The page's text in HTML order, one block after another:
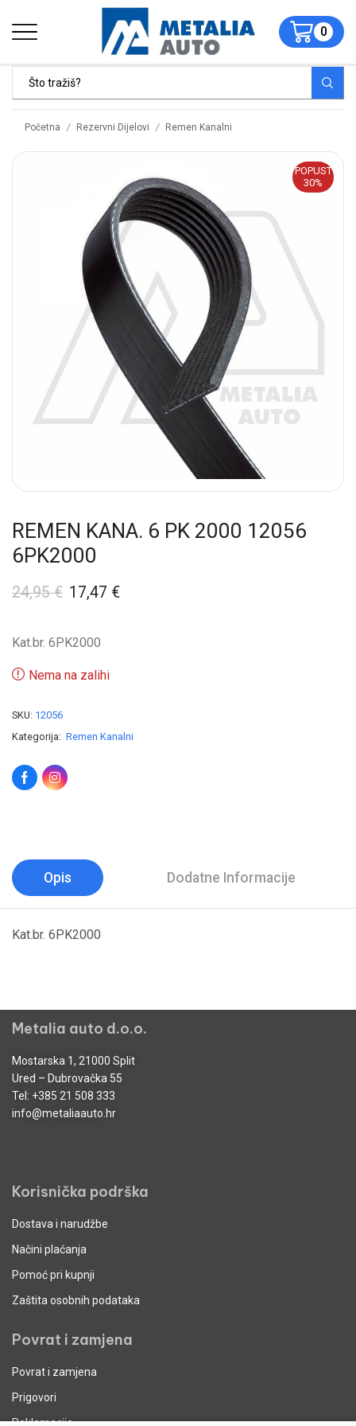
0
Početna / Rezervni Dijelovi / Remen Kanalni
POPUST
30%
REMEN KANA. 6 PK 2000 12056
6PK2000
24,95€ 17,47 €
Kat.br. 6PK2000
Nema na zalihi
SKU: 12056
Kategorija: Remen Kanalni
Opis Dodatne Informacije
Kat.br. 6PK2000
Metalia auto d.o.o.
Mostarska 1, 21000 Split
Ured – Dubrovačka 55
Tel: +385 21 508 333
info@metaliaauto.hr
Korisnička podrška
Dostava i narudžbe
Načini plaćanja
Pomoć pri kupnji
Zaštita osobnih podataka
Povrat i zamjena
Povrat i zamjena
Prigovori
Reklamacije